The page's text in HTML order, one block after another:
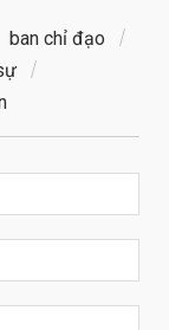
ban chỉ đạo